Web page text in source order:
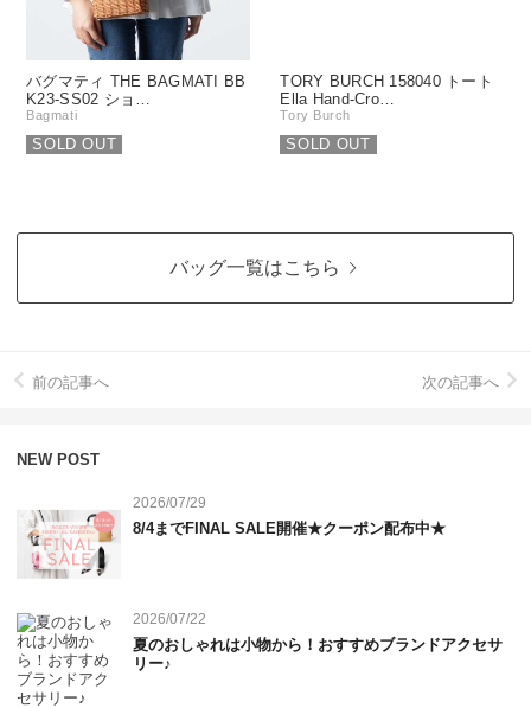
バグマティ THE BAGMATI BB
K23-SS02 ショ…
Bagmati
SOLD OUT
TORY BURCH 158040 トート
Ella Hand-Cro…
Tory Burch
SOLD OUT
バッグ一覧はこちら
前の記事へ 次の記事へ
NEW POST
2026/07/29
8/4までFINAL SALE開催★クーポン配布中★
2026/07/22
夏のおしゃれは小物から！おすすめブランドアクセサ
リー♪